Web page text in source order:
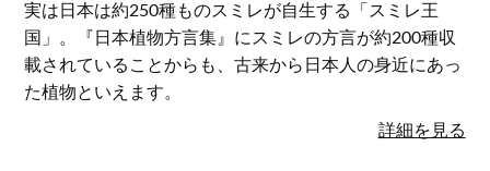
実は日本は約250種ものスミレが自生する「スミレ王
国」。『日本植物方言集』にスミレの方言が約200種収
載されていることからも、古来から日本人の身近にあっ
た植物といえます。
詳細を見る